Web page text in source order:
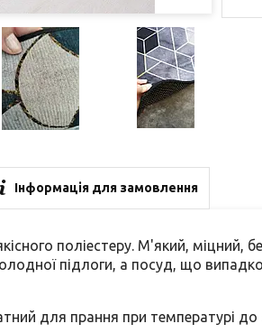
Інформація для замовлення
поліестеру. М'який, міцний,
підлоги, а посуд, що
для прання при температурі до